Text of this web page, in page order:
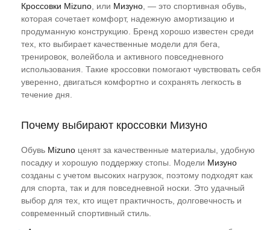
Кроссовки Mizuno , или Мизуно , — это спортивная обувь,
которая сочетает комфорт, надежную амортизацию и
продуманную конструкцию. Бренд хорошо известен среди
тех, кто выбирает качественные модели для бега,
тренировок, волейбола и активного повседневного
использования. Такие кроссовки помогают чувствовать себя
уверенно, двигаться комфортно и сохранять легкость в
течение дня.
Почему выбирают кроссовки Мизуно
Обувь Mizuno ценят за качественные материалы, удобную
посадку и хорошую поддержку стопы. Модели Мизуно
созданы с учетом высоких нагрузок, поэтому подходят как
для спорта, так и для повседневной носки. Это удачный
выбор для тех, кто ищет практичность, долговечность и
современный спортивный стиль.